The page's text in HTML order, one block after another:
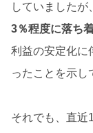
していましたが
3％程度に落ち
利益の安定化に
ったことを示し
それでも、直近